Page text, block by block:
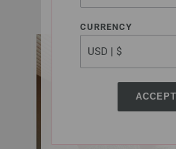
of America
CURRENCY
ACCEPT